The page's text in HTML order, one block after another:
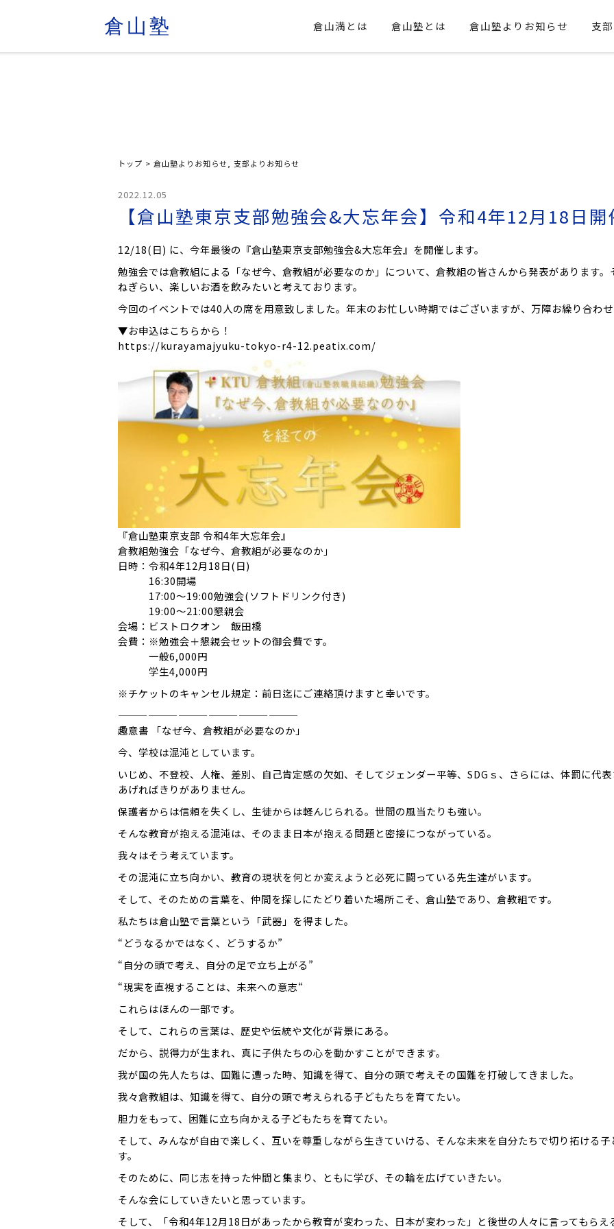
倉山塾 倉山満とは 倉山塾とは 倉山塾よりお知らせ 支
トップ > 倉山塾よりお知らせ 支部よりお知らせ
2022.12.05
【倉山塾東京支部勉強会&大忘年会】令和4年12月18日開
12/18(日) に、今年最後の『倉山塾東京支部勉強会&大忘年会』を開催します。
勉強会では倉教組による「なぜ今、倉教組が必要なのか」について、倉教組の皆さんから発表があります
ねぎらい、楽しいお酒を飲みたいと考えております。
今回のイベントでは40人の席を用意致しました。年末のお忙しい時期ではございますが、万障お繰り合わ
▼お申込はこちらから！
https://kurayamajyuku-tokyo-r4-12.peatix.com/
『倉山塾東京支部 令和4年大忘年会』
倉教組勉強会「なぜ今、倉教組が必要なのか」
日時：令和4年12月18日(日)
16:30開場
17:00〜19:00勉強会(ソフトドリンク付き)
19:00〜21:00懇親会
会場：ビストロクオン 飯田橋
会費：※勉強会＋懇親会セットの御会費です。
一般6,000円
学生4,000円
※チケットのキャンセル規定：前日迄にご連絡頂けますと幸いです。
——————————————————
趣意書 「なぜ今、倉教組が必要なのか」
今、学校は混沌としています。
いじめ、不登校、人権、差別、自己肯定感の欠如、そしてジェンダー平等、SDGｓ、さらには、体罰に代
あげればきりがありません。
保護者からは信頼を失くし、生徒からは軽んじられる。世間の風当たりも強い。
そんな教育が抱える混沌は、そのまま日本が抱える問題と密接につながっている。
我々はそう考えています。
その混沌に立ち向かい、教育の現状を何とか変えようと必死に闘っている先生達がいます。
そして、そのための言葉を、仲間を探しにたどり着いた場所こそ、倉山塾であり、倉教組です。
私たちは倉山塾で言葉という「武器」を得ました。
“どうなるかではなく、どうするか”
“自分の頭で考え、自分の足で立ち上がる”
“現実を直視することは、未来への意志“
これらはほんの一部です。
そして、これらの言葉は、歴史や伝統や文化が背景にある。
だから、説得力が生まれ、真に子供たちの心を動かすことができます。
我が国の先人たちは、国難に遭った時、知識を得て、自分の頭で考えその国難を打破してきました。
我々倉教組は、知識を得て、自分の頭で考えられる子どもたちを育てたい。
胆力をもって、困難に立ち向かえる子どもたちを育てたい。
そして、みんなが自由で楽しく、互いを尊重しながら生きていける、そんな未来を自分たちで切り拓ける
す。
そのために、同じ志を持った仲間と集まり、ともに学び、その輪を広げていきたい。
そんな会にしていきたいと思っています。
そして、「令和4年12月18日があったから教育が変わった、日本が変わった」と後世の人々に言ってもらえ